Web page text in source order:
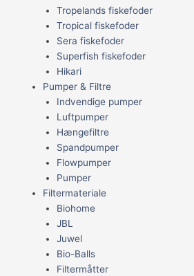
Tropelands fiskefoder
Tropical fiskefoder
Sera fiskefoder
Superfish fiskefoder
Hikari
Pumper & Filtre
Indvendige pumper
Luftpumper
Hængefiltre
Spandpumper
Flowpumper
Pumper
Filtermateriale
Biohome
JBL
Juwel
Bio-Balls
Filtermåtter